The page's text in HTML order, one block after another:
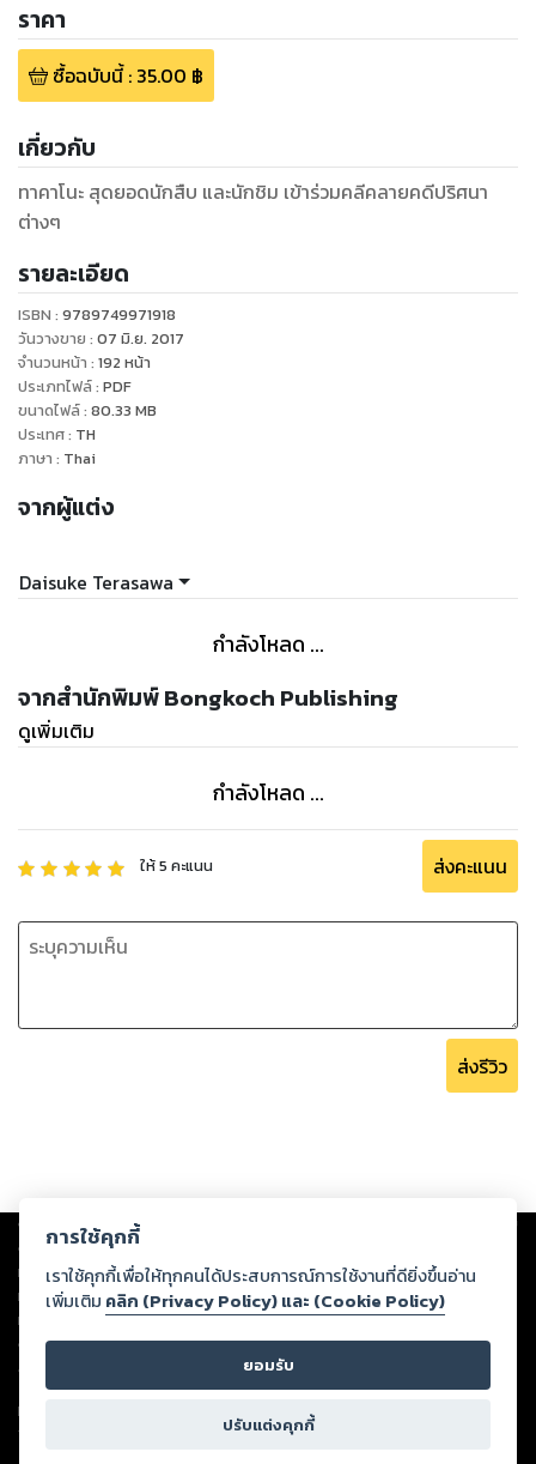
ราคา
ซื้อฉบับนี้: 35.00 ฿
เกี่ยวกับ
ทาคาโนะ สุดยอดนักสืบ และนักชิม เข้าร่วมคลีคลายคดีปริศนา
ต่างๆ
รายละเอียด
ISBN : 9789749971918
วันวางขาย : 07 มิ.ย. 2017
จำนวนหน้า : 192 หน้า
ประเภทไฟล์: PDF
ขนาดไฟล์: 80.33 MB
ประเทศ: TH
ภาษา : Thai
จากผู้แต่ง
Daisuke Terasawa
กำลังโหลด ...
จากสำนักพิมพ์ Bongkoch Publishing
ดูเพิ่มเติม
กำลังโหลด ...
ให้5 คะแนน ส่งคะแนน
ส่งรีวิว
Copyright © 2026
ต่อผลงานหรือเนื้อหาใดที่อัปโหลดผ่านเว็บไซต์และปรากฏว่าละเมิดสิทธิใน
ทรัพย์สินทางปัญญาของบุคคลอื่นหรือขัดต่อกฎหมายและศีลธรรม ดังนั้น ผู้อ่าน
ทุกท่านโปรดใช้วิจารณญาณในการกลั่นกรองด้วยตนเอง และหากท่านพบว่าส่วน
หนึ่งส่วนใดขัดต่อกฎหมายและศีลธรรม กรุณาแจ้งมายังบริษัท เพื่อทีมงานจะได้
ดำเนินการในทันที ทั้งนี้ ทางสตอรี่ล็อกขอสงวนลิขสิทธิ์ตามพระราชบัญญัติ
ลิขสิทธิ์ พ.ศ. 2537 (ฉบับล่าสุด)
For support: member@ookbee.com
Version
การใช้คุกกี้
เราใช้คุกกี้เพื่อให้ทุกคนได้ประสบการณ์การใช้งานที่ดียิ่งขึ้นอ่าน
เพิ่มเติม คลิก (Privacy Policy) และ (Cookie Policy)
ยอมรับ
ปรับแต่งคุกกี้